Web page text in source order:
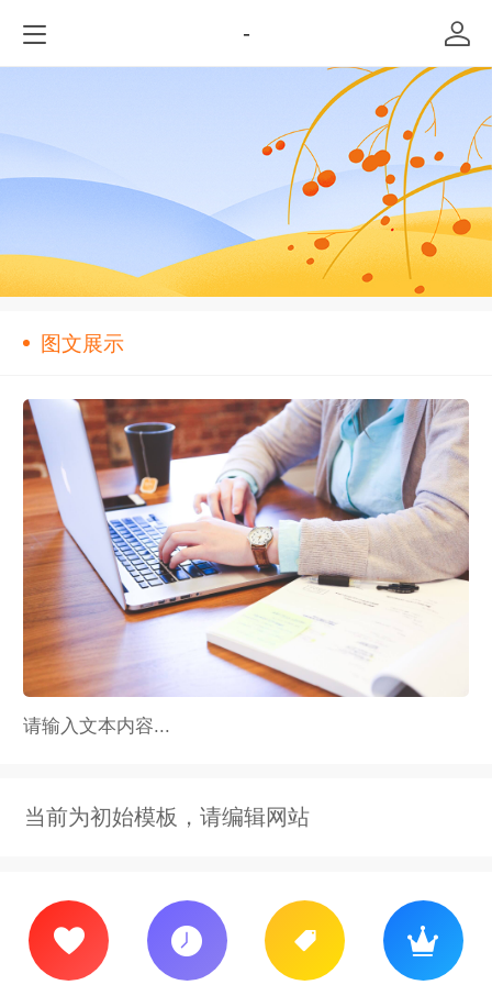
-
图文展示
请输入文本内容...
当前为初始模板，请编辑网站